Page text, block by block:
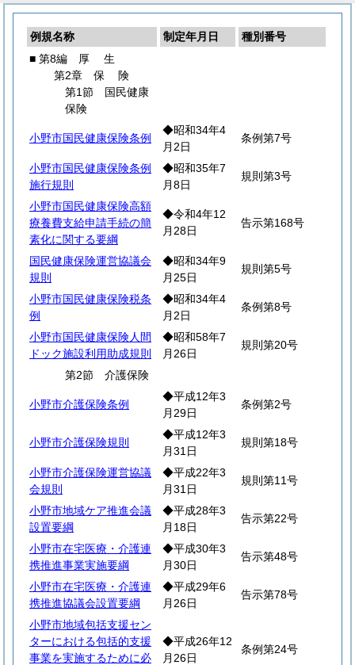
例規名称 制定年月日
種別番号
■ 第8編 厚 生
第2章 保
険
第1節 国民健康
保険
小野市国民健康保険条例
◆昭和34年4
月2日
条例第7号
小野市国民健康保険条例
施行規則
◆昭和35年7
月8日
規則第3号
小野市国民健康保険高額
療養費支給申請手続の簡
素化に関する要綱
◆令和4年12
月28日
告示第168号
国民健康保険運営協議会
規則
◆昭和34年9
月25日
規則第5号
小野市国民健康保険税条
例
◆昭和34年4
月2日
条例第8号
小野市国民健康保険人間
ドック施設利用助成規則
◆昭和58年7
月26日
規則第20号
第2節 介護保険
小野市介護保険条例
◆平成12年3
月29日
条例第2号
小野市介護保険規則
◆平成12年3
月31日
規則第18号
小野市介護保険運営協議
会規則
◆平成22年3
月31日
規則第11号
小野市地域ケア推進会議
設置要綱
◆平成28年3
月18日
告示第22号
小野市在宅医療・介護連
携推進事業実施要綱
◆平成30年3
月30日
告示第48号
小野市在宅医療・介護連
携推進協議会設置要綱
◆平成29年6
月26日
告示第78号
小野市地域包括支援セン
ターにおける包括的支援
事業を実施するために必
◆平成26年12
月26日
条例第24号